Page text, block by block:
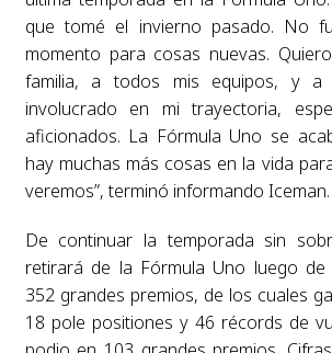
que tomé el invierno pasado. No
momento para cosas nuevas.
familia, a todos mis equipos, y
involucrado en mi trayectoria,
aficionados. La Fórmula Uno se
hay muchas más cosas en la vida
veremos”, terminó informando Iceman.
De continuar la temporada sin
retirará de la Fórmula Uno luego de
352 grandes premios, de los cuales
18 pole positiones y 46 récords de